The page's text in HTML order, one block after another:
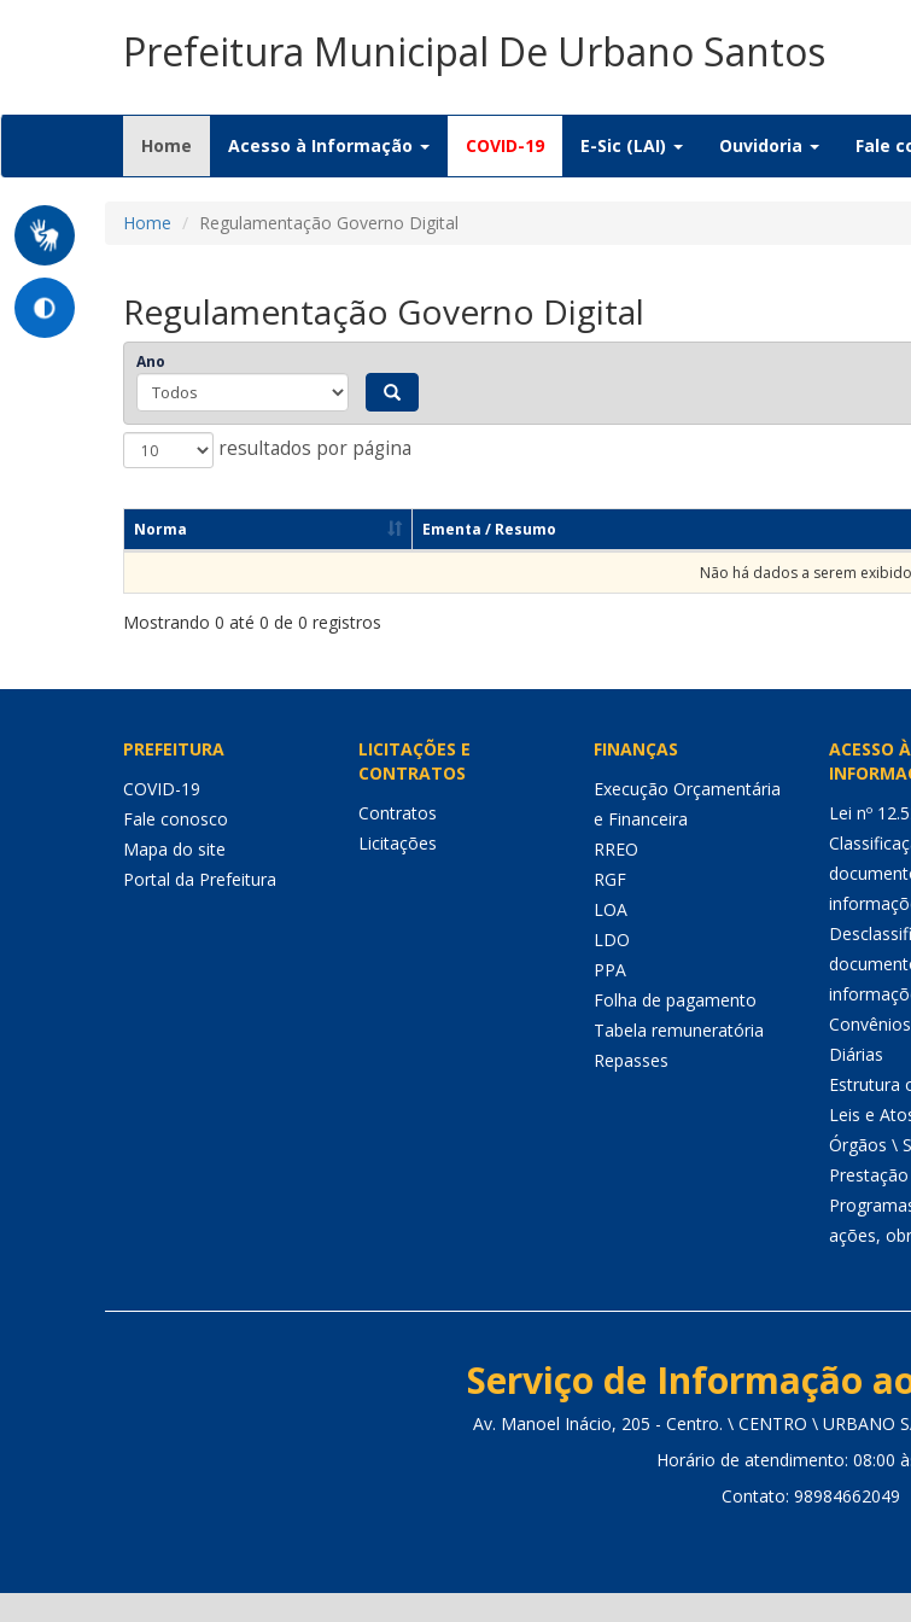
Prefeitura Municipal De Urbano Santos
Home (current)
Acesso à Informação COVID-19 E-Sic (LAI) Ouvidoria Fale
Home Regulamentação Governo Digital
Regulamentação Governo Digital
Ano
resultados por página
Norma Ementa / Resumo
Não há dados a serem
Mostrando 0 até 0 de 0 registros
PREFEITURA
COVID-19
Fale conosco
Mapa do site
Portal da Prefeitura
LICITAÇÕES E
CONTRATOS
Contratos
Licitações
FINANÇAS
Execução Orçamentária
e Financeira
RREO
RGF
LOA
LDO
PPA
Folha de pagamento
Tabela remuneratória
Repasses
ACESSO À
Lei nº
Convênios
Diárias
Estrutura
Leis e
Órgãos \
ações,
Serviço de Informação
Av. Manoel Inácio, 205 - Centro. \ CENTRO \ URBANO
Horário de atendimento: 08:00
Contato: 98984662049